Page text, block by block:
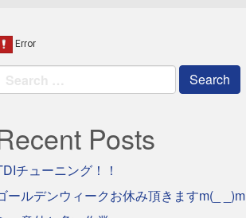
Posts
チューニング！！
ールデンウィークお休み頂きますm(_ _)m